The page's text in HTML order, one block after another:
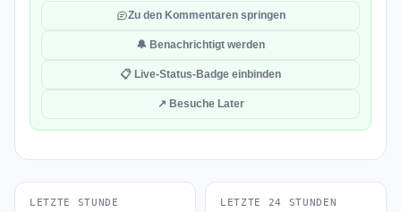
Zu den Kommentaren springen
🔔 Benachrichtigt werden
📋 Live-Status-Badge einbinden
↗ Besuche Later
LETZTE STUNDE LETZTE 24 STUNDEN